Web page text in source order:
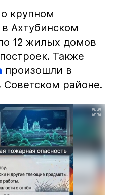
крупном
Ахтубинском
12 жилых домов
Также
произошли в
районе.